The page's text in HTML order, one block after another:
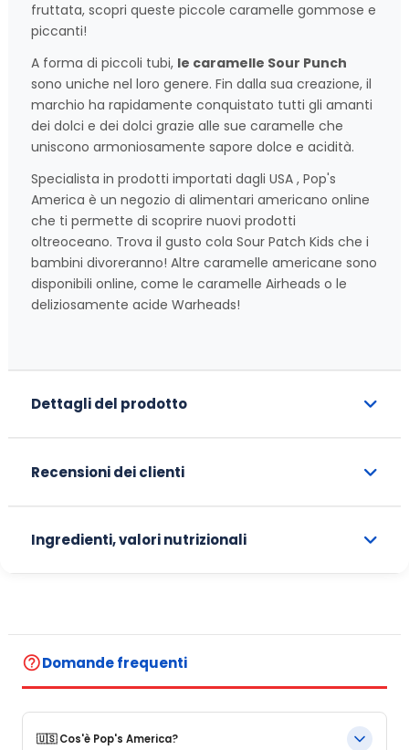
fruttata, scopri queste piccole caramelle gommose e
piccanti!
A forma di piccoli tubi, le caramelle Sour Punch
sono uniche nel loro genere. Fin dalla sua creazione, il
marchio ha rapidamente conquistato tutti gli amanti
dei dolci e dei dolci grazie alle sue caramelle che
uniscono armoniosamente sapore dolce e acidità.
Specialista in prodotti importati dagli USA , Pop's
America è un negozio di alimentari americano online
che ti permette di scoprire nuovi prodotti
oltreoceano. Trova il gusto cola Sour Patch Kids che i
bambini divoreranno! Altre caramelle americane sono
disponibili online, come le caramelle Airheads o le
deliziosamente acide Warheads!
Dettagli del prodotto
Recensioni dei clienti
Ingredienti, valori nutrizionali
help_outlineDomande frequenti
🇺🇸 Cos'è Pop's America?